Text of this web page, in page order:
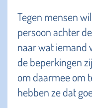
Tegen mensen
persoon achter
naar wat iemand
de beperkingen
om daarmee om
hebben ze dat